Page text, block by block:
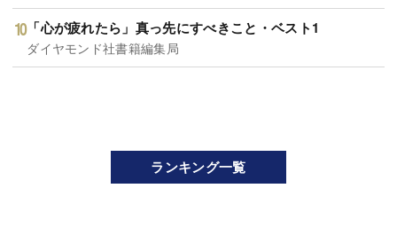
「心が疲れたら」真っ先にすべきこと・ベスト1
ダイヤモンド社書籍編集局
ランキング一覧